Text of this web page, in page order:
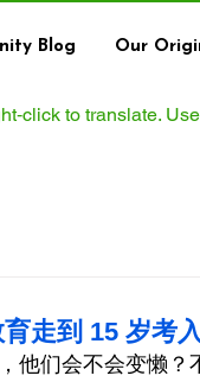
Blog Our
to translate.
走到 15 岁考
他们会不会变懒